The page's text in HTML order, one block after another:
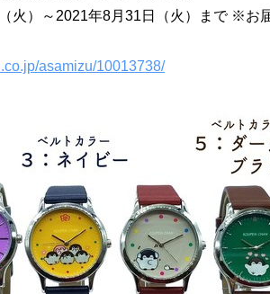
火）～2021年8月31日（火）まで ※お
asamizu/10013738/